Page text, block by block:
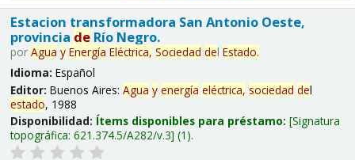
Estacion transformadora San Antonio Oeste,
provincia deRío Negro.
por Agua y Energía Eléctrica, Sociedad del Estado.
Idioma: Español
Editor: Buenos Aires: Agua y energía eléctrica, sociedad del
estado, 1988
Disponibilidad: Ítems disponibles para préstamo: Signatura
topográfica: 621.374.5/A282/v.3 (1).